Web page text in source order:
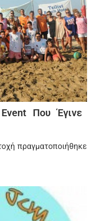
Που Έγινε
πραγματοποιήθηκε